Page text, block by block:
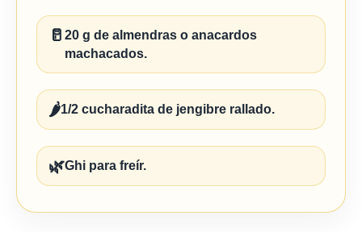
🥛 20 g de almendras o anacardos
machacados.
🌶️1/2 cucharadita de jengibre rallado.
🌿Ghi para freír.